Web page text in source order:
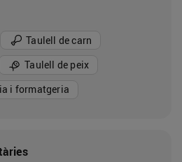
Taulell de carn
Taulell de peix
i formatgeria